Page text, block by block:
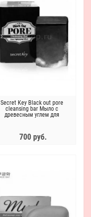
Secret Key Black out pore
cleansing bar Мыло с
древесным углем для
700 руб.